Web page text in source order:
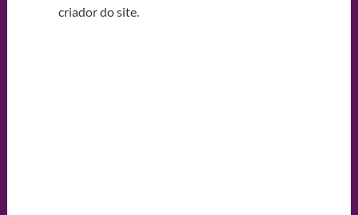
criador do site.